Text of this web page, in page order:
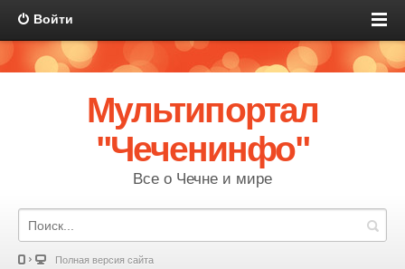
Войти
Мультипортал
"Чеченинфо"
Все о Чечне и мире
Полная версия сайта